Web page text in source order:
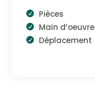
Pièces
Main d’oeuvre
Déplacement